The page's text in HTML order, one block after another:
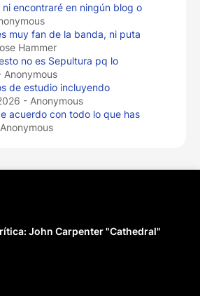
encontraré en ningún blog o
muy fan de la banda, ni puta
Hammer
no es Sepultura pq lo
Anonymous
de estudio incluyendo
- Anonymous
acuerdo con todo lo que has
John Carpenter "Cathedral"